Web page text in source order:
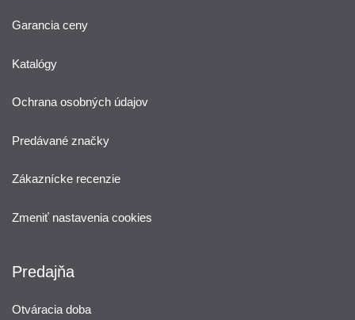
Garancia ceny
Katalógy
Ochrana osobných údajov
Predávané značky
Zákaznícke recenzie
Zmeniť nastavenia cookies
Predajňa
Otváracia doba